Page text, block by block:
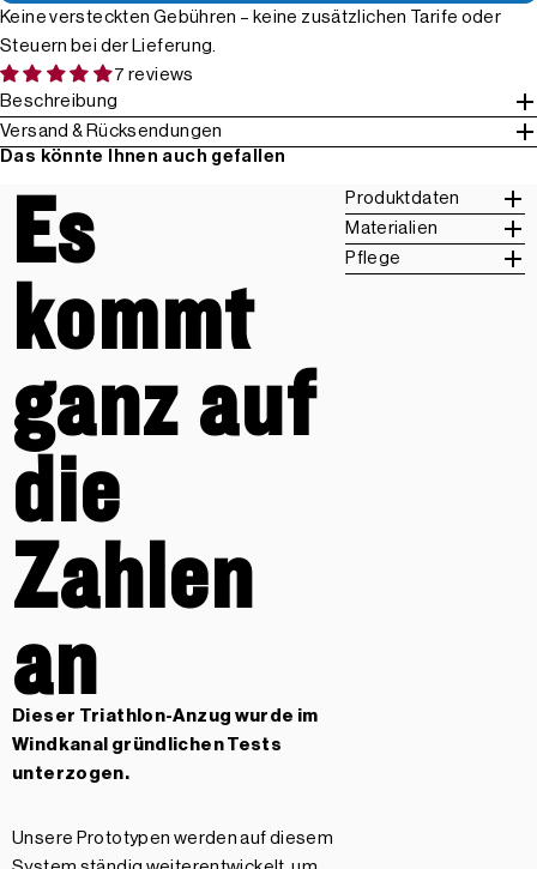
Keine versteckten Gebühren – keine zusätzlichen Tarife oder
Steuern bei der Lieferung.
7 reviews
Beschreibung
Versand & Rücksendungen
Das könnte Ihnen auch gefallen
Es
kommt
ganz auf
die
Zahlen
an
Dieser Triathlon-Anzug wurde im
Windkanal gründlichen Tests
unterzogen.
Unsere Prototypen werden auf diesem
Produktdaten
Materialien
Pflege